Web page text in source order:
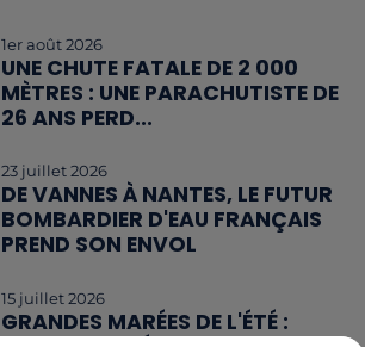
1er août 2026
UNE CHUTE FATALE DE 2 000
MÈTRES : UNE PARACHUTISTE DE
26 ANS PERD...
23 juillet 2026
DE VANNES À NANTES, LE FUTUR
BOMBARDIER D'EAU FRANÇAIS
PREND SON ENVOL
15 juillet 2026
GRANDES MARÉES DE L'ÉTÉ :